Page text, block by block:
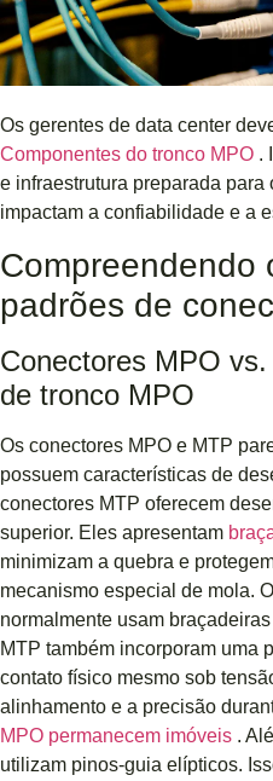
Os gerentes de data center
Componentes do tronco MPO .
e infraestrutura preparada para
impactam a confiabilidade e a
Compreendendo
padrões de
Conectores MPO
de tronco MPO
Os conectores MPO e MTP
possuem características de
conectores MTP oferecem
superior. Eles apresentam
minimizam a quebra e
mecanismo especial de mola.
normalmente usam
MTP também incorporam uma
contato físico mesmo sob
alinhamento e a precisão
MPO permanecem imóveis .
utilizam pinos-guia elípticos.